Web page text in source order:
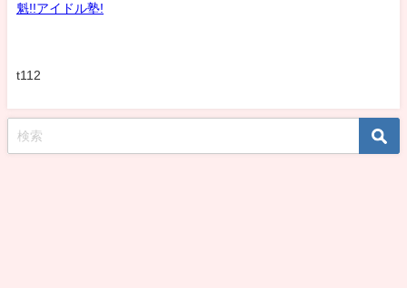
魁!!アイドル塾!
t112